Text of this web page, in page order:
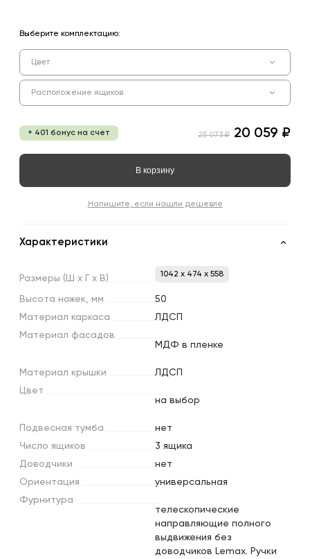
Выберите комплектацию:
Цвет
Расположение ящиков
+ 401 бонус на счет 25 073 ₽ 20 059 ₽
В корзину
Напишите, если нашли дешевле
Характеристики
Размеры (Ш х х В) 1042 x 474 x 558
Высота ножек, мм
50
Материал каркаса
ЛДСП
Материал фасадов
МДФ в пленке
Материал крышки
ЛДСП
Цвет
на выбор
Подвесная тумба
нет
Число ящиков
3 ящика
Доводчики
нет
Ориентация
универсальная
Фурнитура
телескопические
направляющие полного
выдвижения без
доводчиков Lemax. Ручки